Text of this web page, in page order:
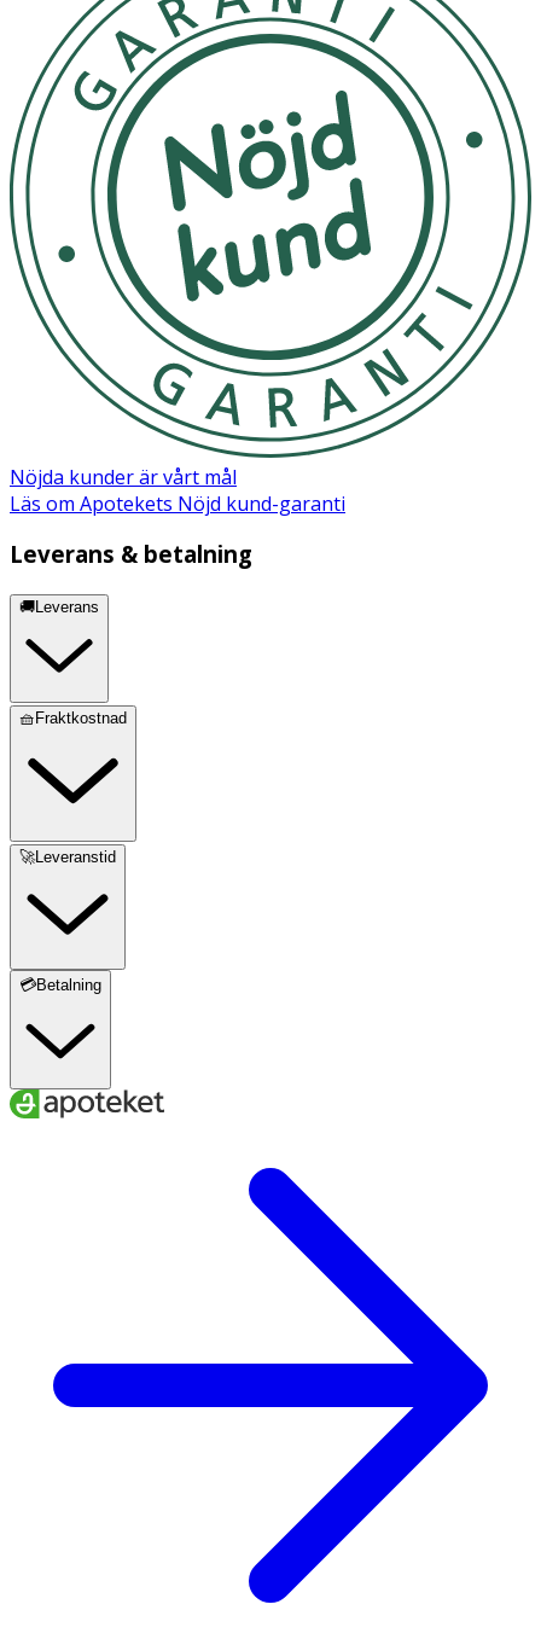
Nöjda kunder är vårt mål
Läs om Apotekets Nöjd kund-garanti
Leverans & betalning
🚚Leverans
🧺Fraktkostnad
🚀Leveranstid
💳Betalning